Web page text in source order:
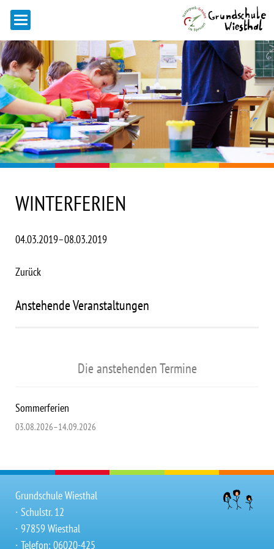
WINTERFERIEN
04.03.2019–08.03.2019
Zurück
Anstehende Veranstaltungen
Die anstehenden Termine
Sommerferien
03.08.2026–14.09.2026
Grundschule Wiesthal
∙ Schulstr. 12
∙ 97859 Wiesthal
∙ Telefon: 06020-425